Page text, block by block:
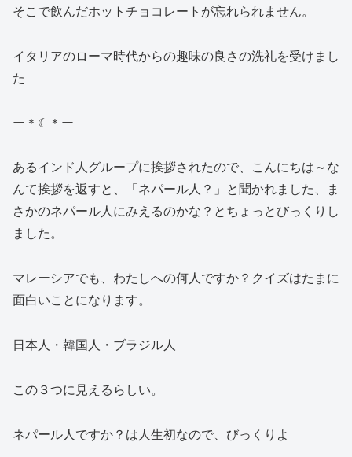
そこで飲んだホットチョコレートが忘れられません。
イタリアのローマ時代からの趣味の良さの洗礼を受けまし
た
ー＊☾＊ー
あるインド人グループに挨拶されたので、こんにちは～な
んて挨拶を返すと、「ネパール人？」と聞かれました、ま
さかのネパール人にみえるのかな？とちょっとびっくりし
ました。
マレーシアでも、わたしへの何人ですか？クイズはたまに
面白いことになります。
日本人・韓国人・ブラジル人
この３つに見えるらしい。
ネパール人ですか？は人生初なので、びっくりよ